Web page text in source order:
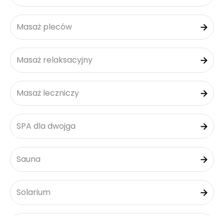
Masaż pleców
Masaż relaksacyjny
Masaż leczniczy
SPA dla dwojga
Sauna
Solarium